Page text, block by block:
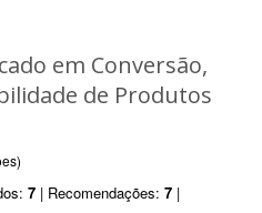
em Conversão,
de Produtos
7 | Recomendações: 7 |